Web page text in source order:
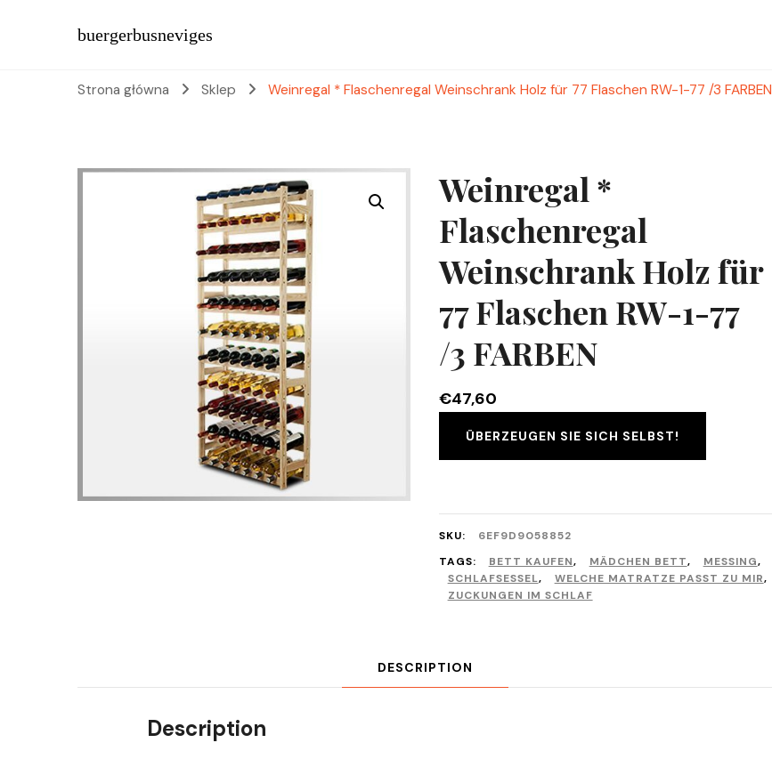
buergerbusneviges
Strona główna Sklep Weinregal * Flaschenregal Weinschrank Holz für 77 Flaschen RW-1-77 /3 FARBEN
Weinregal *
Flaschenregal
Weinschrank Holz für
77 Flaschen RW-1-77
/3 FARBEN
€47,60
ÜBERZEUGEN SIE SICH SELBST!
SKU:
6EF9D9058852
TAGS:
BETT KAUFEN, MÄDCHEN BETT, MESSING,
SCHLAFSESSEL, WELCHE MATRATZE PASST ZU MIR,
ZUCKUNGEN IM SCHLAF
DESCRIPTION
Description